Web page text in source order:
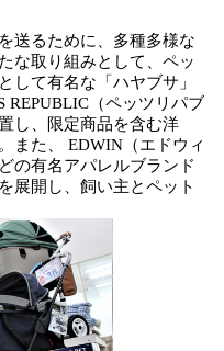
送るために、多種多様な
な取り組みとして、ペッ
して有名な「ハヤブサ」
REPUBLIC（ペッツリパブ
し、限定商品を含む洋
また、 EDWIN（エドウィ
の有名アパレルブランド
展開し、飼い主とペット